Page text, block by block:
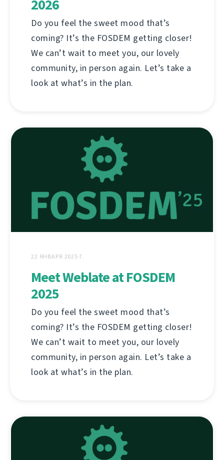
2026
Do you feel the sweet mood that’s
coming? It’s the FOSDEM getting closer!
We can’t wait to meet you, our lovely
community, in person again. Let’s take a
look at what’s in the plan.
22 ЯНВАРЯ 2025 Г.
Meet Weblate at FOSDEM
2025
Do you feel the sweet mood that’s
coming? It’s the FOSDEM getting closer!
We can’t wait to meet you, our lovely
community, in person again. Let’s take a
look at what’s in the plan.